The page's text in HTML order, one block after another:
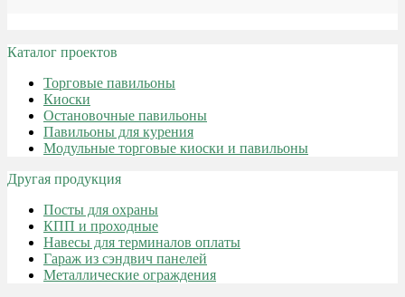
Каталог проектов
Торговые павильоны
Киоски
Остановочные павильоны
Павильоны для курения
Модульные торговые киоски и павильоны
Другая продукция
Посты для охраны
КПП и проходные
Навесы для терминалов оплаты
Гараж из сэндвич панелей
Металлические ограждения